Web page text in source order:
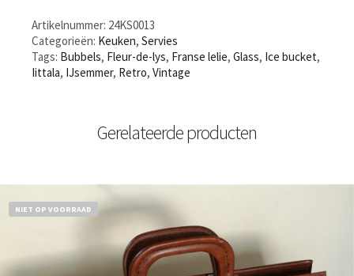
Artikelnummer: 24KS0013
Categorieën: Keuken, Servies
Tags: Bubbels, Fleur-de-lys, Franse lelie, Glass, Ice bucket,
Iittala, IJsemmer, Retro, Vintage
Gerelateerde producten
NIET OP VOORRAAD